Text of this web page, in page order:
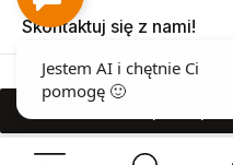
Skontaktuj się z nami!
pokaż